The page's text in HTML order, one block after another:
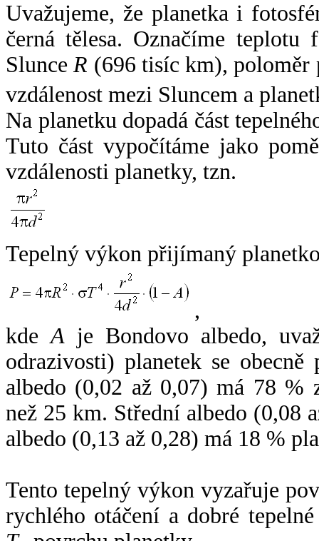
Uvažujeme, že planetka i
černá tělesa. Označíme
SlunceR (696 tisíc km),
vzdálenost mezi Sluncem a
Na planetku dopadá část
Tuto část vypočítáme jako
vzdálenosti planetky, tzn.
Tepelný výkon přijímaný
,
kdeA je Bondovo albedo,
odrazivosti) planetek se
albedo (0,02 až 0,07) má 78 %
než 25 km. Střední albedo (0,08
albedo (0,13 až 0,28) má 18 %
Tento tepelný výkon vyzařuje
rychlého otáčení a dobré